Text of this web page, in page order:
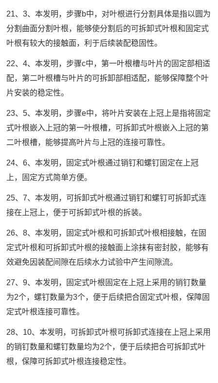
21、3、本发明，步骤b中，对叶根进行分割具体是指以圆为
分割曲面分割叶根，能够使分割后的可拆卸式叶根和固定式
叶根有较大的接触面，利于后续装配稳固性。
22、4、本发明，步骤c中，第一叶根槽与叶片的固定部相适
配，第二叶根槽与叶片的可拆卸部相适配，能够保障整个叶
片安装的稳定性。
23、5、本发明，步骤e中，将叶片安装在上冠上是指将固定
式叶根嵌入上冠的第一叶根槽，可拆卸式叶根嵌入上冠的第
二叶根槽，能够提高叶片与上冠的连接可靠性。
24、6、本发明，固定式叶根通过销钉和螺钉固定在上冠
上，固定方式简单方便。
25、7、本发明，可拆卸式叶根通过销钉和螺钉可拆卸式连
接在上冠上，便于可拆卸式叶根的拆装。
26、8、本发明，固定式叶根和可拆卸式叶根相接触，在固
定式叶根和可拆卸式叶根的接触面上涂抹有密封胶，能够有
效避免因装配间隙在后续水力试验中产生间隙流。
27、9、本发明，固定式叶根固定在上冠上采用的销钉数量
为2个，螺钉数量为3个，便于后续把合固定式叶根，保障固
定式叶根连接可靠性。
28、10、本发明，可拆卸式叶根可拆卸式连接在上冠上采用
的销钉数量和螺钉数量均为2个，便于后续把合可拆卸式叶
根，保障可拆卸式叶根连接稳定性。